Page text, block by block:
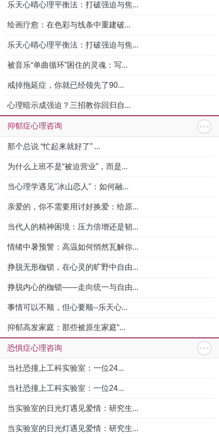
乐天心晴心理平衡法：打破强迫与焦...
绘画疗愈：在色彩与线条中重建破...
乐天心晴心理平衡法：打破强迫与焦...
被音乐“单曲循环”困住的灵魂：写...
戒掉拖延症，你就已经领先了90...
心理暗示成强迫？三招教你回归自...
抑郁症心理咨询
那个总说 “忙起来就好了” ...
为什么上班不是“被迫营业”，而是...
当心理学遇见"冰山恋人"：如何融...
亲爱的，你不需要用讨好换爱：给原...
当代人的精神困境：压力倍增还是韧...
情绪中暑预警：高温如何悄然瓦解你...
挣脱无形枷锁，在心灵的旷野中自由...
挣脱内心的枷锁——走向统一与自由...
事情可以不顺，但心要顺--乐天心...
抑郁高发家庭：那些被原生家庭“...
恐惧症心理咨询
当社恐撞上工科实验室：一位24...
当社恐撞上工科实验室：一位24...
当实验室的日光灯遇见爱情：研究生...
当实验室的日光灯遇见爱情：研究生...